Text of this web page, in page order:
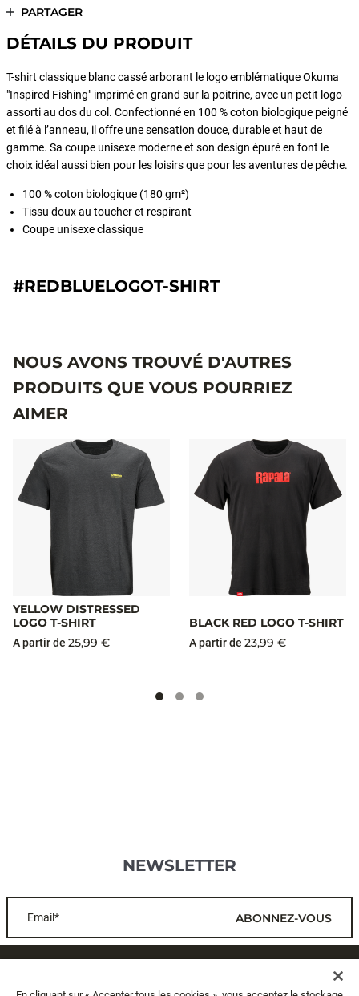
PARTAGER
DÉTAILS DU PRODUIT
T-shirt classique blanc cassé arborant le logo emblématique Okuma
"Inspired Fishing" imprimé en grand sur la poitrine, avec un petit logo
assorti au dos du col. Confectionné en 100 % coton biologique peigné
et filé à l’anneau, il offre une sensation douce, durable et haut de
gamme. Sa coupe unisexe moderne et son design épuré en font le
choix idéal aussi bien pour les loisirs que pour les aventures de pêche.
100 % coton biologique (180 gm²)
Tissu doux au toucher et respirant
Coupe unisexe classique
#REDBLUELOGOT-SHIRT
NOUS AVONS TROUVÉ D'AUTRES
PRODUITS QUE VOUS POURRIEZ
AIMER
YELLOW DISTRESSED
LOGO T-SHIRT
A partir de 25,99 €
BLACK RED LOGO T-SHIRT
A partir de 23,99 €
NEWSLETTER
Email* ABONNEZ-VOUS